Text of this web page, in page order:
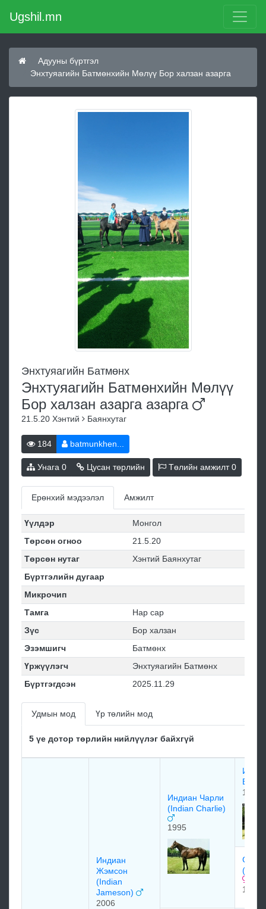
Ugshil.mn
Адууны бүртгэл
Энхтуяагийн Батмөнхийн Мөлүү Бор халзан азарга
Энхтуяагийн Батмөнх
Энхтуяагийн Батмөнхийн Мөлүү
Бор халзан азарга азарга
21.5.20 Хэнтий Баянхутаг
184 batmunkhen...
Унага 0 Цусан төрлийн Төлийн амжилт0
Ерөнхий мэдээлэл Амжилт
Үүлдэр
Монгол
Төрсөн огноо
21.5.20
Төрсөн нутаг
Хэнтий Баянхутаг
Бүртгэлийн дугаар
Микрочип
Тамга
Нар сар
Зүс
Бор халзан
Эзэмшигч
Батмөнх
Үржүүлэгч
Энхтуяагийн Батмөнх
Бүртгэгдсэн
2025.11.29
Удмын мод Үр төлийн мод
5 үе дотор төрлийн нийлүүлэг байхгүй
Индиан
Жэмсон
(Indian
Jameson)
2006
Индиан Чарли
(Indian Charlie)
1995
Ин
1987
1989